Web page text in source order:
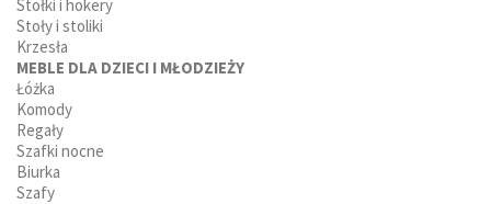
Stołki i hokery
Stoły i stoliki
Krzesła
MEBLE DLA DZIECI I MŁODZIEŻY
Łóżka
Komody
Regały
Szafki nocne
Biurka
Szafy